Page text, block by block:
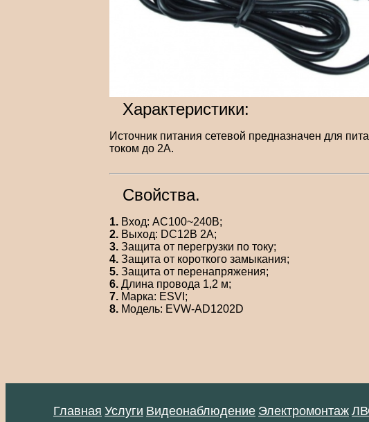
Характеристики:
Источник питания сетевой предназначен для
током до 2А.
Свойства.
1. Вход: AC100~240В;
2. Выход: DC12В 2A;
3. Защита от перегрузки по току;
4. Защита от короткого замыкания;
5. Защита от перенапряжения;
6. Длина провода 1,2 м;
7. Марка: ESVI;
8. Модель: EVW-AD1202D
Главная Услуги Видеонаблюдение Электромонтаж